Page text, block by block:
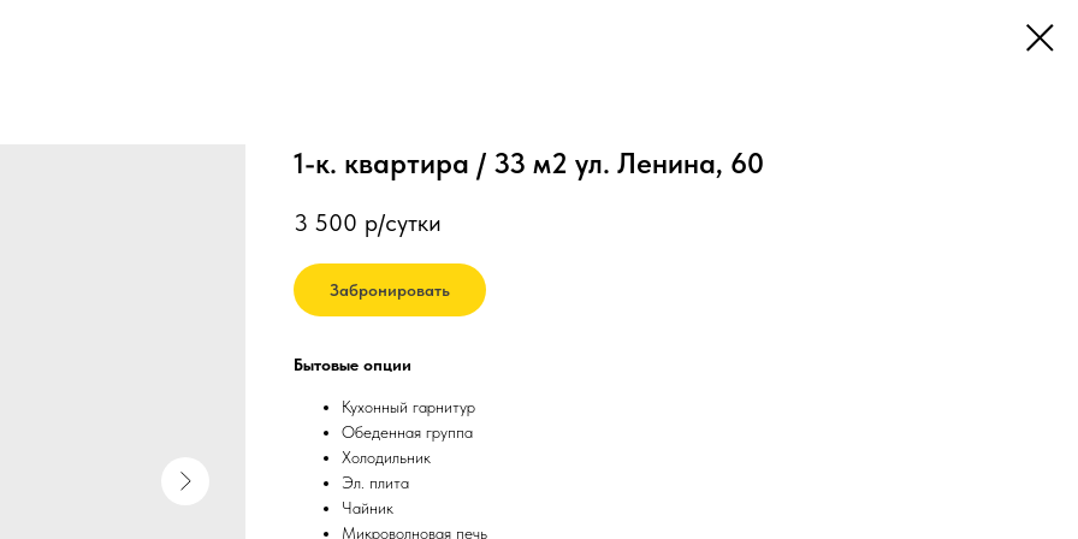
1-к. квартира / 33 м2 ул. Ленина, 60
3 500 р/сутки
Забронировать
Бытовые опции
Кухонный гарнитур
Обеденная группа
Холодильник
Эл. плита
Чайник
Микроволновая печь